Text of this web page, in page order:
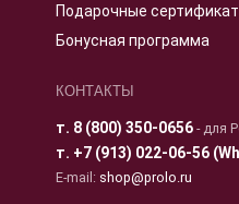
Подарочные
Бонусная программа
КОНТАКТЫ
т. 8 (800) 350-0656- для
т. +7 (913) 022-06-56
E-mail: shop@prolo.ru